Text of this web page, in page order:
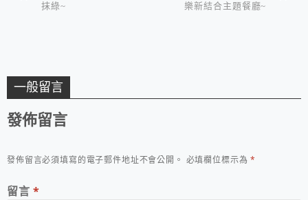
抹綠~
樂新結合主題餐廳~
一般留言
發佈留言
發佈留言必須填寫的電子郵件地址不會公開。 必填欄位標示為*
留言 *